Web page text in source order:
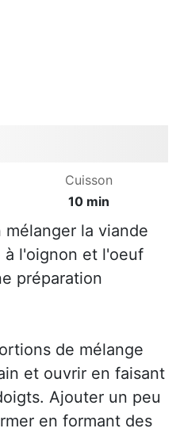
Cuisson
10 min
mélanger la viande
à l'oignon et l'oeuf
préparation
de mélange
et ouvrir en faisant
Ajouter un peu
en formant des